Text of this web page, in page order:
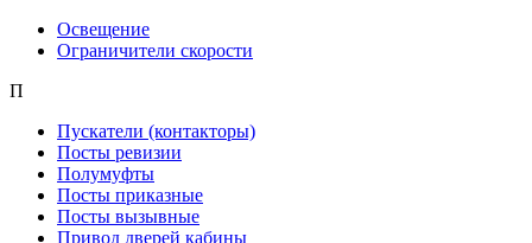
Освещение
Ограничители скорости
П
Пускатели (контакторы)
Посты ревизии
Полумуфты
Посты приказные
Посты вызывные
Привод дверей кабины